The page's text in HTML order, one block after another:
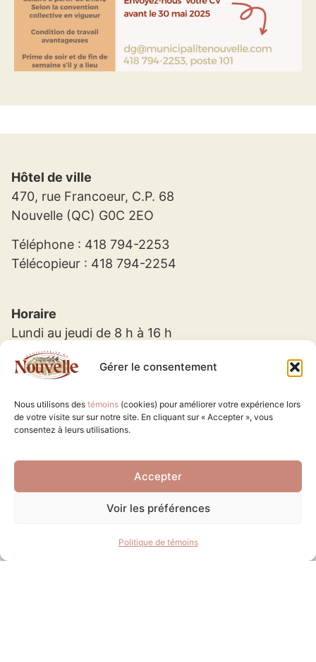
Gérer le consentement
Nous utilisons des témoins (cookies) pour améliorer votre expérience lors
de votre visite sur sur notre site. En cliquant sur « Accepter », vous
consentez à leurs utilisations.
Accepter
Voir les préférences
Politique de témoins
Hôtel de ville
470, rue Francoeur, C.P. 68
Nouvelle (QC) G0C 2EO
Téléphone : 418 794-2253
Télécopieur : 418 794-2254
Horaire
Lundi au jeudi de 8 h à 16 h
Vendredi de 8 h à midi
Matrice Graphique
Matières résiduelles
Journal municipal